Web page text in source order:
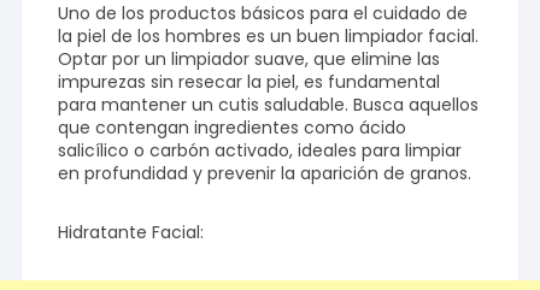
Uno de los productos básicos para el cuidado de
la piel de los hombres es un buen limpiador facial.
Optar por un limpiador suave, que elimine las
impurezas sin resecar la piel, es fundamental
para mantener un cutis saludable. Busca aquellos
que contengan ingredientes como ácido
salicílico o carbón activado, ideales para limpiar
en profundidad y prevenir la aparición de granos.
Hidratante Facial: